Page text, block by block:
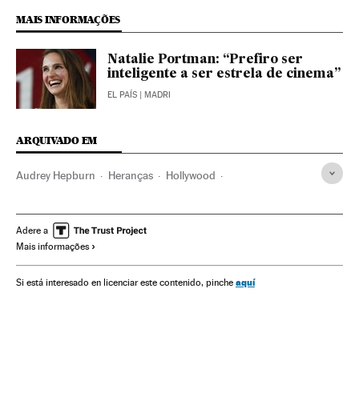
MAIS INFORMAÇÕES
Natalie Portman: “Prefiro ser
inteligente a ser estrela de cinema”
EL PAÍS | MADRI
ARQUIVADO EM
Audrey Hepburn Heranças Hollywood
Direito privado Família Indústria Cinematográfica
Cinema
Adere a
Mais informações
Si está interesado en licenciar este contenido, pinche aquí